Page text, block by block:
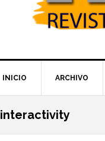
INICIO ARCHIVO
interactivity